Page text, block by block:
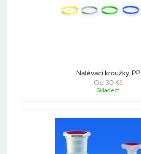
Nalévací kroužky, PP
Od 30 Kč
Skladem